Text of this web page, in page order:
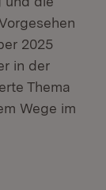
2025
in der
Thema
Wege im